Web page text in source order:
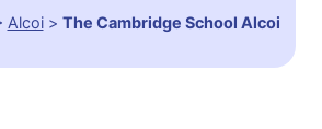
Alcoi> The Cambridge School Alcoi